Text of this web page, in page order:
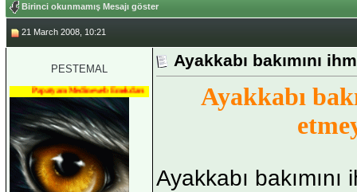
Birinci okunmamış Mesajı göster
21 March 2008, 10:21
PESTEMAL
Papatyam Medineweb Emekdarı
Ayakkabı bakımını
Ayakkabı
Ayakkabı